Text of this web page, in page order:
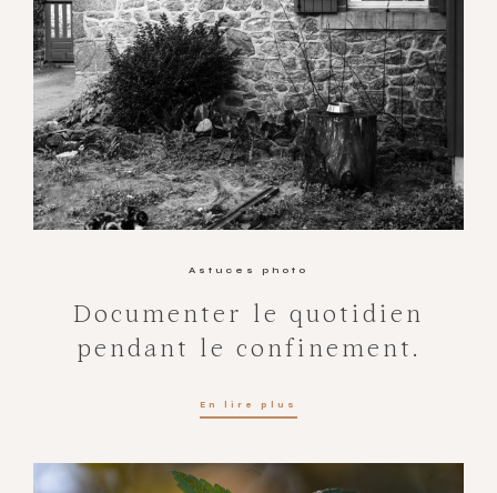
Astuces photo
Documenter le quotidien
pendant le confinement.
En lire plus